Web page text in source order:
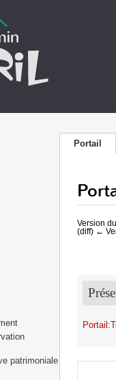
Portail
Version
(diff) ←
patrimoniale